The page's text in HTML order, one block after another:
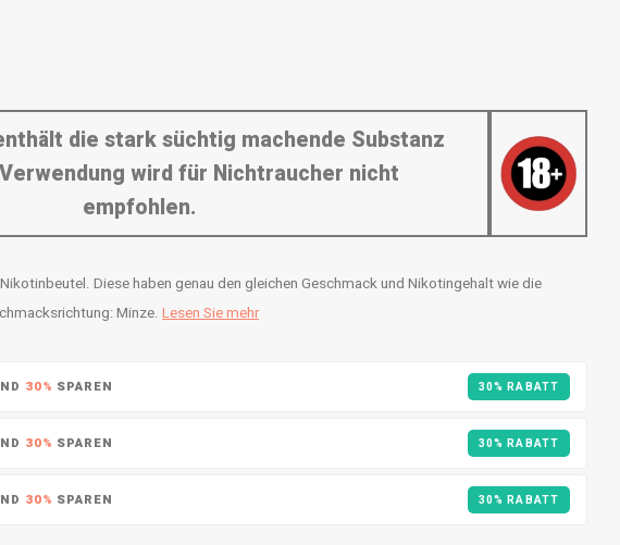
die stark süchtig machende Substanz
wird für Nichtraucher nicht
empfohlen.
Diese haben genau den gleichen Geschmack und Nikotingehalt wie die
Minze. Lesen Sie mehr
30% SPAREN 30% RABATT
30% SPAREN 30% RABATT
30% SPAREN 30% RABATT